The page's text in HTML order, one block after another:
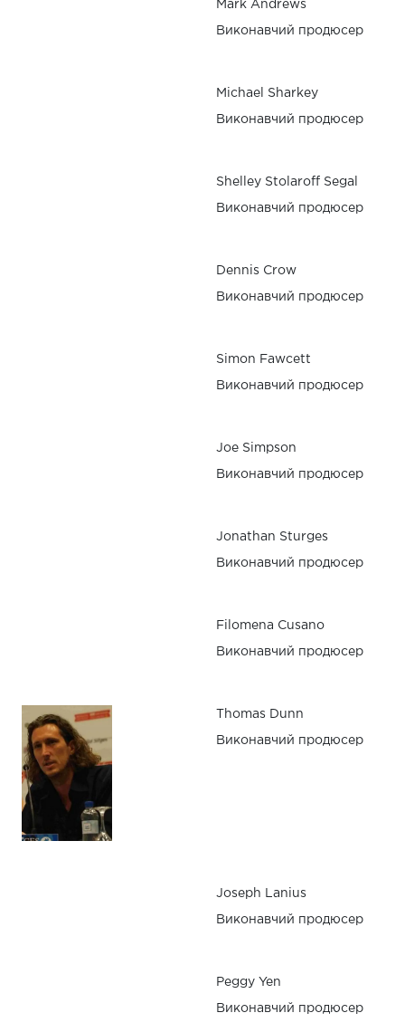
Mark Andrews
Виконавчий продюсер
Michael Sharkey
Виконавчий продюсер
Shelley Stolaroff Segal
Виконавчий продюсер
Dennis Crow
Виконавчий продюсер
Simon Fawcett
Виконавчий продюсер
Joe Simpson
Виконавчий продюсер
Jonathan Sturges
Виконавчий продюсер
Filomena Cusano
Виконавчий продюсер
Thomas Dunn
Виконавчий продюсер
Joseph Lanius
Виконавчий продюсер
Peggy Yen
Виконавчий продюсер